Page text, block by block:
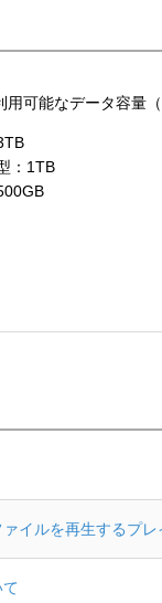
可能なデータ容量
：1TB
イルを再生するプ